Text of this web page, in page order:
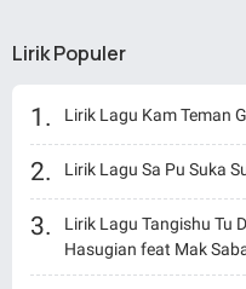
Lirik Populer
Lirik Lagu Kam Teman
Lirik Lagu Sa Pu Suka
Lirik Lagu Tangishu Tu
Hasugian feat Mak